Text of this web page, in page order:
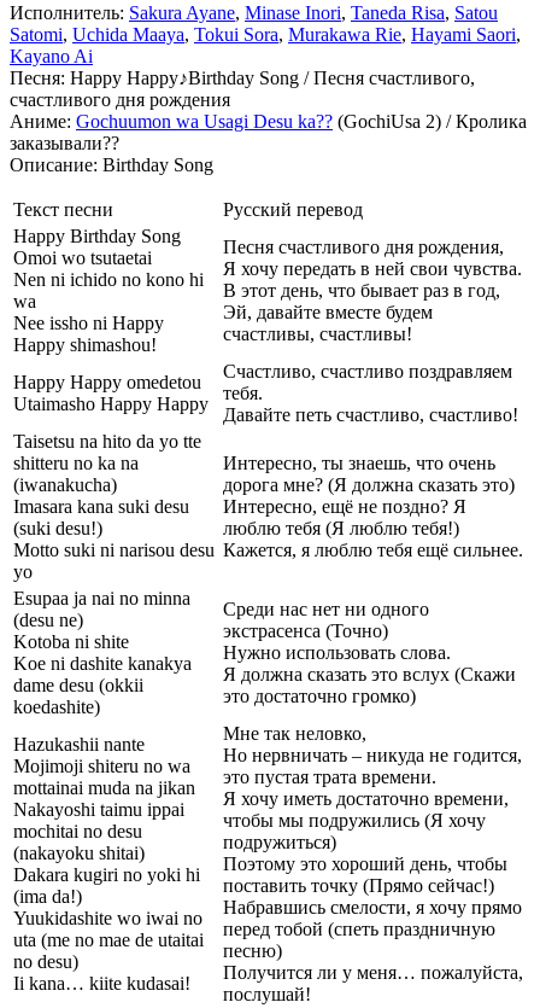
Исполнитель: Sakura Ayane, Minase Inori, Taneda Risa, Satou
Satomi, Uchida Maaya, Tokui Sora, Murakawa Rie, Hayami Saori,
Kayano Ai
Песня: Happy Happy♪Birthday Song / Песня счастливого,
счастливого дня рождения
Аниме: Gochuumon wa Usagi Desu ka?? (GochiUsa 2) / Кролика
заказывали??
Описание: Birthday Song
Текст песни
Русский перевод
Happy Birthday Song
Omoi wo tsutaetai
Nen ni ichido no kono hi
wa
Nee issho ni Happy
Happy shimashou!
Песня счастливого дня рождения,
Я хочу передать в ней свои чувства.
В этот день, что бывает раз в год,
Эй, давайте вместе будем
счастливы, счастливы!
Happy Happy omedetou
Utaimasho Happy Happy
Счастливо, счастливо поздравляем
тебя.
Давайте петь счастливо, счастливо!
Taisetsu na hito da yo tte
shitteru no ka na
(iwanakucha)
Imasara kana suki desu
(suki desu!)
Motto suki ni narisou desu
yo
Интересно, ты знаешь, что очень
дорога мне? (Я должна сказать это)
Интересно, ещё не поздно? Я
люблю тебя (Я люблю тебя!)
Кажется, я люблю тебя ещё сильнее.
Esupaa ja nai no minna
(desu ne)
Kotoba ni shite
Koe ni dashite kanakya
dame desu (okkii
koedashite)
Среди нас нет ни одного
экстрасенса (Точно)
Нужно использовать слова.
Я должна сказать это вслух (Скажи
это достаточно громко)
Hazukashii nante
Mojimoji shiteru no wa
mottainai muda na jikan
Nakayoshi taimu ippai
mochitai no desu
(nakayoku shitai)
Dakara kugiri no yoki hi
(ima da!)
Yuukidashite wo iwai no
uta (me no mae de utaitai
no desu)
Ii kana… kiite kudasai!
Мне так неловко,
Но нервничать – никуда не годится,
это пустая трата времени.
Я хочу иметь достаточно времени,
чтобы мы подружились (Я хочу
подружиться)
Поэтому это хороший день, чтобы
поставить точку (Прямо сейчас!)
Набравшись смелости, я хочу прямо
перед тобой (спеть праздничную
песню)
Получится ли у меня… пожалуйста,
послушай!